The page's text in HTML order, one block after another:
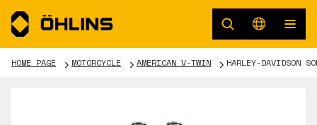
HOME PAGE MOTORCYCLE AMERICAN V-TWIN HARLEY-DAVIDSON